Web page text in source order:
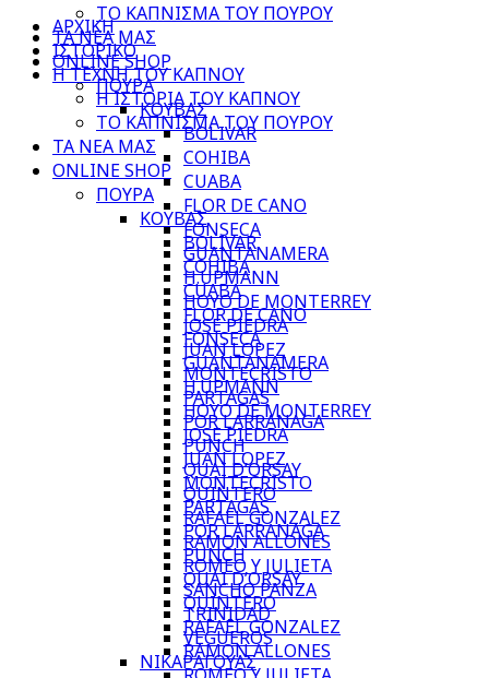
ΤΟ ΚΑΠΝΙΣΜΑ ΤΟΥ ΠΟΥΡΟΥ
ΤΑ ΝΕΑ ΜΑΣ
ONLINE SHOP
ΠΟΥΡΑ
ΚΟΥΒΑΣ
BOLIVAR
COHIBA
CUABA
FLOR DE CANO
FONSECA
GUANTANAMERA
H.UPMANN
HOYO DE MONTERREY
JOSE PIEDRA
JUAN LOPEZ
MONTECRISTO
PARTAGAS
POR LARRANAGA
PUNCH
QUAI D’ORSAY
QUINTERO
RAFAEL GONZALEZ
RAMON ALLONES
ROMEO Y JULIETA
SANCHO PANZA
TRINIDAD
VEGUEROS
ΝΙΚΑΡΑΓΟΥΑΣ
ΑΡΧΙΚΗ
ΙΣΤΟΡΙΚΟ
Η ΤΕΧΝΗ ΤΟΥ ΚΑΠΝΟΥ
Η ΙΣΤΟΡΙΑ ΤΟΥ ΚΑΠΝΟΥ
ΤΟ ΚΑΠΝΙΣΜΑ ΤΟΥ ΠΟΥΡΟΥ
ΤΑ ΝΕΑ ΜΑΣ
ONLINE SHOP
ΠΟΥΡΑ
ΚΟΥΒΑΣ
BOLIVAR
COHIBA
CUABA
FLOR DE CANO
FONSECA
GUANTANAMERA
H.UPMANN
HOYO DE MONTERREY
JOSE PIEDRA
JUAN LOPEZ
MONTECRISTO
PARTAGAS
POR LARRANAGA
PUNCH
QUAI D’ORSAY
QUINTERO
RAFAEL GONZALEZ
RAMON ALLONES